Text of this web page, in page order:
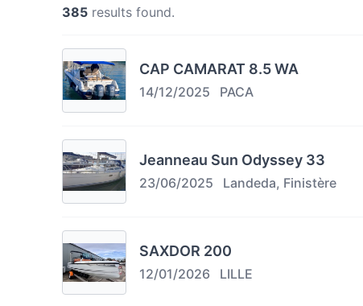
385 results found.
CAP CAMARAT 8.5 WA
14/12/2025 PACA
Jeanneau Sun Odyssey 33
23/06/2025 Landeda, Finistère
SAXDOR 200
12/01/2026 LILLE